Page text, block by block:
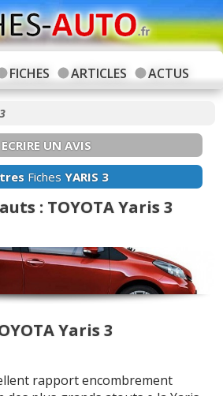
FICHES ARTICLES ACTUS
ECRIRE UN AVIS
Fiches YARIS 3
: TOYOTA Yaris 3
Yaris 3
rapport encombrement